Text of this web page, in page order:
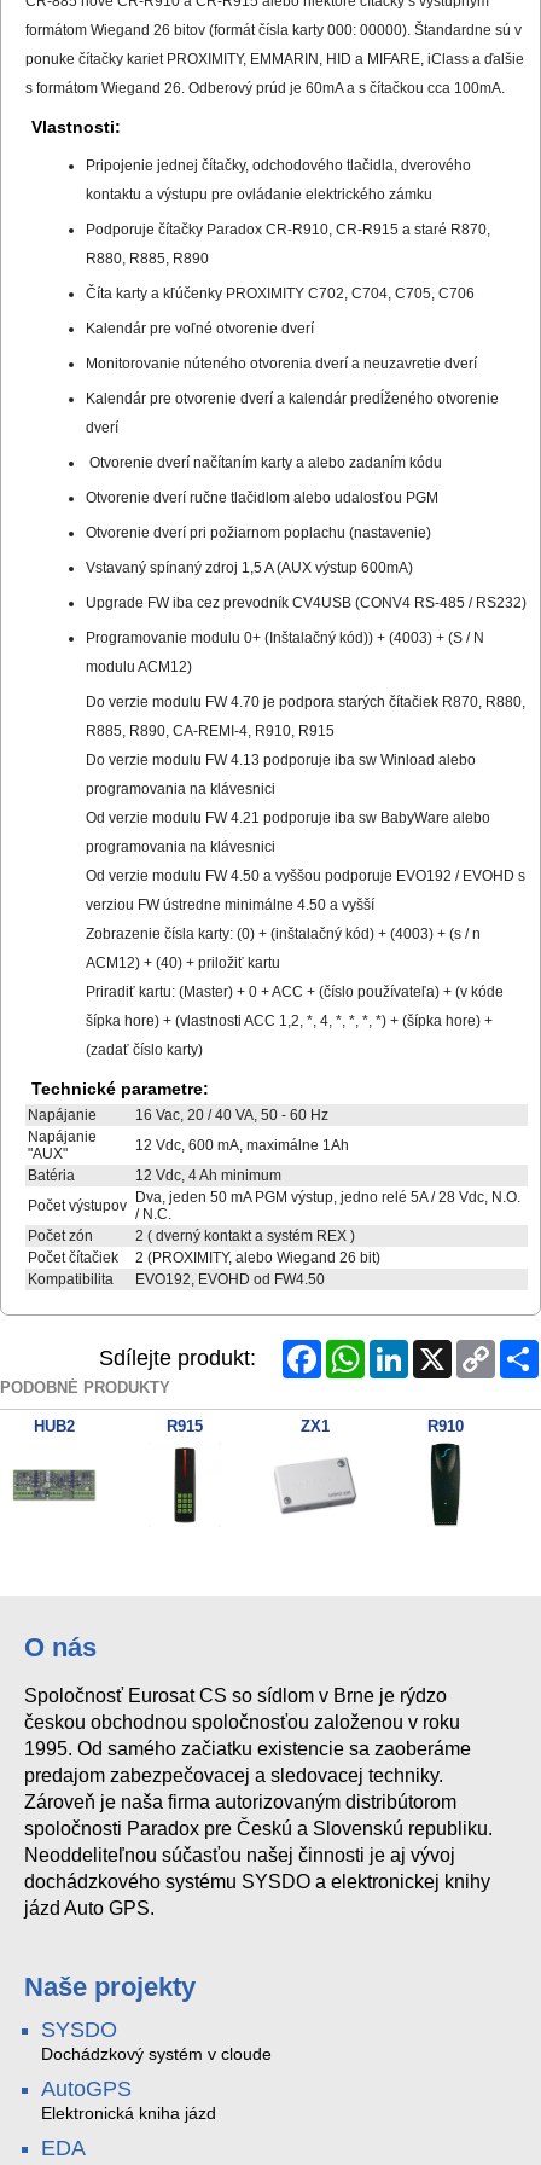
formátom Wiegand 26 bitov (formát čísla karty 000: 00000). Štandardne sú v
ponuke čítačky kariet PROXIMITY, EMMARIN, HID a MIFARE, iClass a ďalšie
s formátom Wiegand 26. Odberový prúd je 60mA a s čítačkou cca 100mA.
Vlastnosti:
Pripojenie jednej čítačky, odchodového tlačidla, dverového
kontaktu a výstupu pre ovládanie elektrického zámku
Podporuje čítačky Paradox CR-R910, CR-R915 a staré R870,
R880, R885, R890
Číta karty a kľúčenky PROXIMITY C702, C704, C705, C706
Kalendár pre voľné otvorenie dverí
Monitorovanie núteného otvorenia dverí a neuzavretie dverí
Kalendár pre otvorenie dverí a kalendár predĺženého otvorenie
dverí
Otvorenie dverí načítaním karty a alebo zadaním kódu
Otvorenie dverí ručne tlačidlom alebo udalosťou PGM
Otvorenie dverí pri požiarnom poplachu (nastavenie)
Vstavaný spínaný zdroj 1,5 A (AUX výstup 600mA)
Upgrade FW iba cez prevodník CV4USB (CONV4 RS-485 / RS232)
Programovanie modulu 0+ (Inštalačný kód)) + (4003) + (S / N
modulu ACM12)
Do verzie modulu FW 4.70 je podpora starých čítačiek R870, R880,
R885, R890, CA-REMI-4, R910, R915
Do verzie modulu FW 4.13 podporuje iba sw Winload alebo
programovania na klávesnici
Od verzie modulu FW 4.21 podporuje iba sw BabyWare alebo
programovania na klávesnici
Od verzie modulu FW 4.50 a vyššou podporuje EVO192 / EVOHD s
verziou FW ústredne minimálne 4.50 a vyšší
Zobrazenie čísla karty: (0) + (inštalačný kód) + (4003) + (s / n
ACM12) + (40) + priložiť kartu
Priradiť kartu: (Master) + 0 + ACC + (číslo používateľa) + (v kóde
šípka hore) + (vlastnosti ACC 1,2, *, 4, *, *, *, *) + (šípka hore) +
(zadať číslo karty)
Technické parametre:
Napájanie
16 Vac, 20 / 40 VA, 50 - 60 Hz
Napájanie
"AUX"
12 Vdc, 600 mA, maximálne 1Ah
Batéria
12 Vdc, 4 Ah minimum
Počet výstupov Dva, jeden 50 mA PGM výstup, jedno relé 5A / 28 Vdc, N.O.
/ N.C.
Počet zón
2 ( dverný kontakt a systém REX )
Počet čítačiek
2 (PROXIMITY, alebo Wiegand 26 bit)
Kompatibilita
EVO192, EVOHD od FW4.50
Sdílejte produkt: FacebookWhatsAppLinkedInX
Copy
Link
PODOBNÉ PRODUKTY
HUB2 R915 ZX1 R910
ZX8 PGM4
O nás
Spoločnosť Eurosat CS so sídlom v Brne je rýdzo
českou obchodnou spoločnosťou založenou v roku
1995. Od samého začiatku existencie sa zaoberáme
predajom zabezpečovacej a sledovacej techniky.
Zároveň je naša firma autorizovaným distribútorom
spoločnosti Paradox pre Českú a Slovenskú republiku.
Neoddeliteľnou súčasťou našej činnosti je aj vývoj
dochádzkového systému SYSDO a elektronickej knihy
jázd Auto GPS.
Naše projekty
SYSDO
Dochádzkový systém v cloude
AutoGPS
Elektronická kniha jázd
EDA